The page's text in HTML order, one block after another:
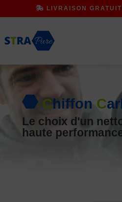
LIVRAISON
Chiffon C
Le choix d'un
haute